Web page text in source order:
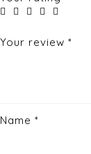
Your review *
Name *